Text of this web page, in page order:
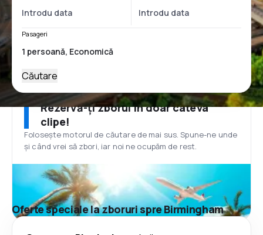
Pasageri
Căutare
Rezervă-ți zborul în doar câteva
clipe!
Folosește motorul de căutare de mai sus. Spune-ne unde
și când vrei să zbori, iar noi ne ocupăm de rest.
Oferte speciale la zboruri spre Birmingham